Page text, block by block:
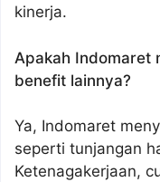
kinerja.
Apakah Indomaret
benefit lainnya?
Ya, Indomaret
seperti tunjangan
Ketenagakerjaan,